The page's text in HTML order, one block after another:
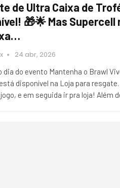
de Ultra Caixa de
🎁🌟 Mas Supercell
24 abr, 2026
dia do evento Mantenha o Brawl
disponível na Loja para
e em seguida ir pra loja! Além